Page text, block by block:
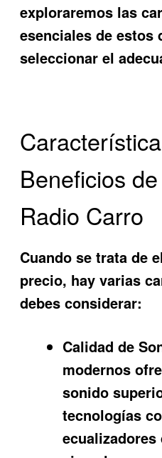
exploraremos las
esenciales de
seleccionar el
Beneficios
Radio Carro
Cuando se trata de
precio, hay varias
debes considerar:
Calidad de
modernos
sonido
tecnologías